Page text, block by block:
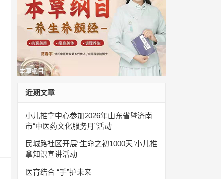
本草纲目
近期文章
小儿推拿中心参加2026年山东省暨济南
市“中医药文化服务月”活动
民城路社区开展“生命之初1000天”小儿推
拿知识宣讲活动
医育结合 “手”护未来